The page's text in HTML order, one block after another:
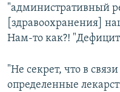
"административный
[здравоохранения]
Нам-то как?!
"Не секрет, что в
определенные